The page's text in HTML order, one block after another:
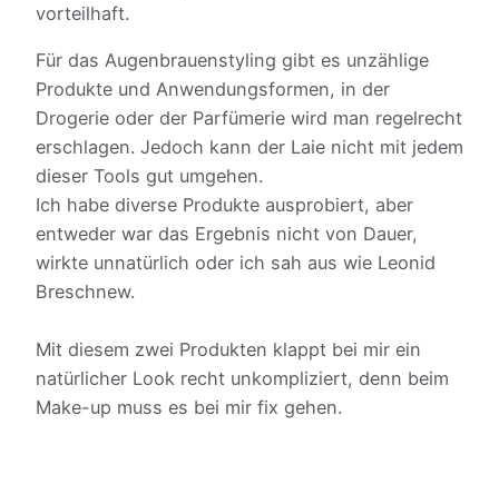
vorteilhaft.
Für das Augenbrauenstyling gibt es unzählige
Produkte und Anwendungsformen, in der
Drogerie oder der Parfümerie wird man regelrecht
erschlagen. Jedoch kann der Laie nicht mit jedem
dieser Tools gut umgehen.
Ich habe diverse Produkte ausprobiert, aber
entweder war das Ergebnis nicht von Dauer,
wirkte unnatürlich oder ich sah aus wie Leonid
Breschnew.
Mit diesem zwei Produkten klappt bei mir ein
natürlicher Look recht unkompliziert, denn beim
Make-up muss es bei mir fix gehen.